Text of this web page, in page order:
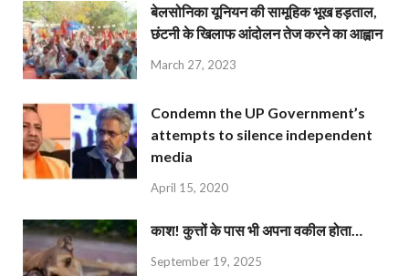
बेलसोनिका यूनियन की सामूहिक भूख हड़ताल,
छंटनी के खिलाफ आंदोलन तेज करने का आह्वान
March 27, 2023
Condemn the UP Government’s
attempts to silence independent
media
April 15, 2020
काश! कुत्तों के पास भी अपना वकील होता…
September 19, 2025